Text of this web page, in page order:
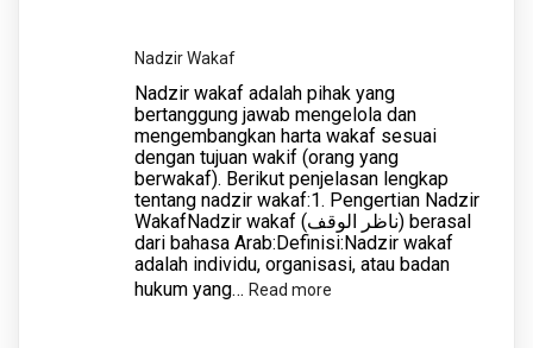
Nadzir Wakaf
Nadzir wakaf adalah pihak yang
bertanggung jawab mengelola dan
mengembangkan harta wakaf sesuai
dengan tujuan wakif (orang yang
berwakaf). Berikut penjelasan lengkap
tentang nadzir wakaf:1. Pengertian Nadzir
WakafNadzir wakaf (ناظر الوقف) berasal
dari bahasa Arab:Definisi:Nadzir wakaf
adalah individu, organisasi, atau badan
hukum yang… Read more